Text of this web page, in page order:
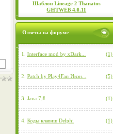
Шаблон Lineage 2 Thanatos
GHTWEB 4.0.11
Ответы на форуме
1. Interface mod by xDark... (1)
2. Patch by Play4Fan Икон... (5)
3. Java 7,8 (1)
4. Коды клавиш Delphi (1)